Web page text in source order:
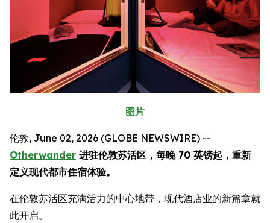
图片
伦敦, June 02, 2026 (GLOBE NEWSWIRE) --
Otherwander 进驻伦敦苏活区，每晚 70 英镑起，重新
定义现代都市住宿体验。
在伦敦苏活区充满活力的中心地带，现代酒店业的新篇章就
此开启。